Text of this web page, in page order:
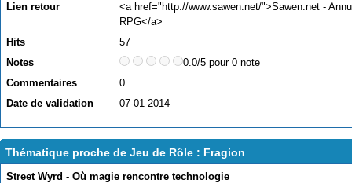
Lien retour
<a href="http://www.sawen.net/">Sawen.net -
RPG</a>
Hits
57
Notes
0.0/5 pour 0 note
Commentaires
0
Date de validation
07-01-2014
Thématique proche de Jeu de Rôle : Fragion
Street Wyrd - Où magie rencontre technologie